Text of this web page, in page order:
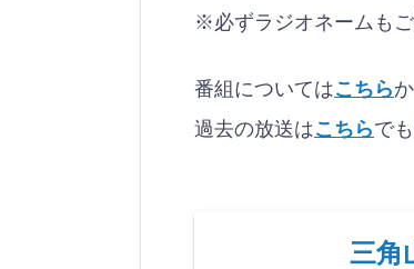
※必ずラジオネームもご
番組についてはこちら
過去の放送はこちらで
三角